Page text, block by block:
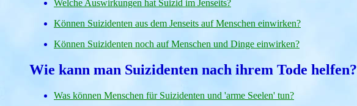
Welche Auswirkungen hat Suizid im Jenseits?
Können Suizidenten aus dem Jenseits auf Menschen einwirken?
Können Suizidenten noch auf Menschen und Dinge einwirken?
Wie kann man Suizidenten nach ihrem Tode helfen?
Was können Menschen für Suizidenten und 'arme Seelen' tun?